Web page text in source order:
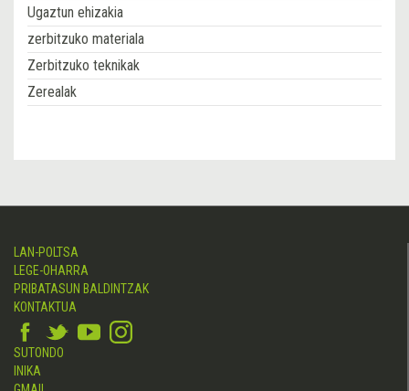
Ugaztun ehizakia
zerbitzuko materiala
Zerbitzuko teknikak
Zerealak
LAN-POLTSA
LEGE-OHARRA
PRIBATASUN BALDINTZAK
KONTAKTUA
SUTONDO
INIKA